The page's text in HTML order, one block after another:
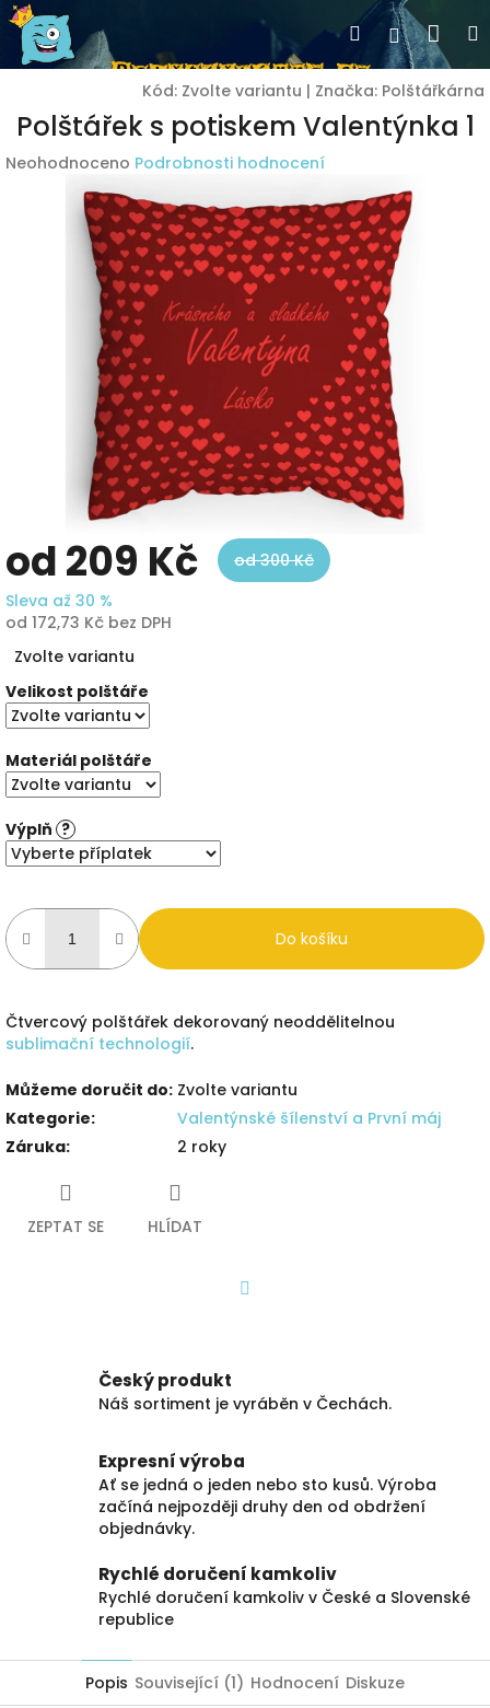
Přejít
na
obsah
Hledat
Kód: Zvolte variantu | Značka: Polštářkárna
Polštářek s potiskem Valentýnka 1
Průměrné
Neohodnoceno Podrobnosti hodnocení
od209 Kč
od 300 Kč
Sleva až 30 %
od 172,73 Kč bez DPH
cena:
Zvolte variantu
Velikost polštáře
Materiál polštáře
Výplň ?
Do košíku
Čtvercový polštářek dekorovaný neoddělitelnou
sublimační technologií.
Můžeme doručit do: Zvolte variantu
Kategorie:
Valentýnské šílenství a První máj
Záruka: 2 roky
ZEPTAT SE HLÍDAT
Český produkt
Náš sortiment je vyráběn v Čechách.
Expresní výroba
Ať se jedná o jeden nebo sto kusů. Výroba
začíná nejpozději druhy den od obdržení
objednávky.
Rychlé doručení kamkoliv
Rychlé doručení kamkoliv v České a Slovenské
republice
Popis Související (1) Hodnocení Diskuze